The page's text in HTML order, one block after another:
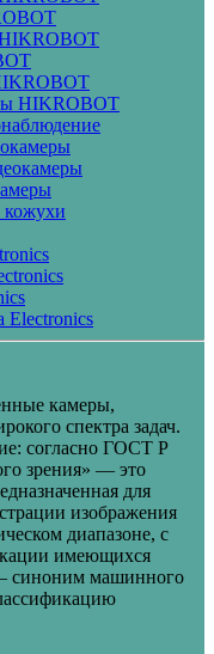
HIKROBOT
Electronics
камеры,
спектра задач.
согласно ГОСТ Р
зрения» — это
для
изображения
диапазоне, с
имеющихся
синоним машинного